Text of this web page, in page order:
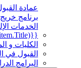
عمادة
برنامج خريج
الخدمات
{{mmc.getCurrentTranslation(item.Title)}}
الكليات و
القبول في
البرامج